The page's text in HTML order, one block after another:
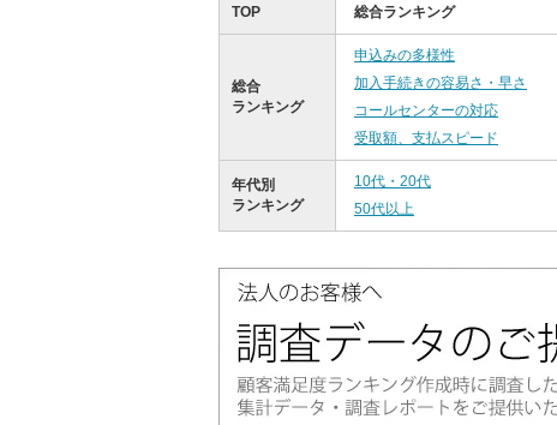
TOP 総合ランキング
総合
ランキング
申込みの多様性
加入手続きの容易さ・早さ
コールセンターの対応
受取額、支払スピード
年代別
ランキング
10代・20代
50代以上